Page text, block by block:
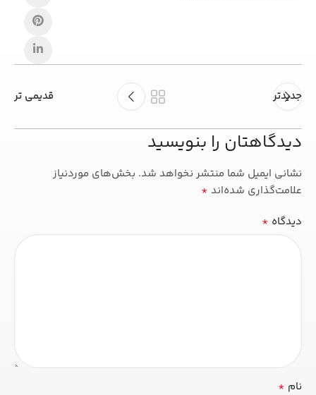
جدیدتر قدیمی تر
دیدگاهتان را بنویسید
نشانی ایمیل شما منتشر نخواهد شد. بخش‌های موردنیاز
علامت‌گذاری شده‌اند *
دیدگاه *
نام *